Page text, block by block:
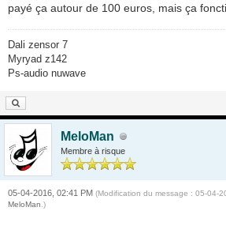
payé ça autour de 100 euros, mais ça
Dali zensor 7
Myryad z142
Ps-audio nuwave
MeloMan
Membre à risque
05-04-2016, 02:41 PM (Modification du message : 05-04-
MeloMan .)